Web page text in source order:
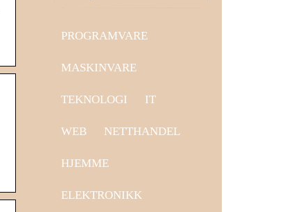
PROGRAMVARE
MASKINVARE
TEKNOLOGI IT
WEB NETTHANDEL
HJEMME
ELEKTRONIKK